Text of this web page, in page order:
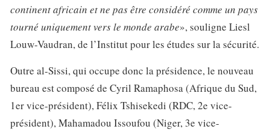
continent africain et ne pas être considéré comme un pays
tourné uniquement vers le monde arabe», souligne Liesl
Louw-Vaudran, de l’Institut pour les études sur la sécurité.
Outre al-Sissi, qui occupe donc la présidence, le nouveau
bureau est composé de Cyril Ramaphosa (Afrique du Sud,
1er vice-président), Félix Tshisekedi (RDC, 2e vice-
président), Mahamadou Issoufou (Niger, 3e vice-